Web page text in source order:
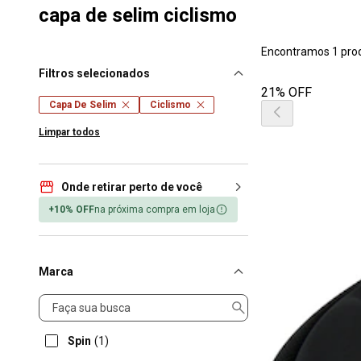
capa de selim ciclismo
Filtros selecionados
Capa De Selim Ciclismo
Limpar todos
Onde retirar perto de você
+10% OFFna próxima compra em loja
Marca
Marca
Spin (1)
Encontramos 1
21% OFF